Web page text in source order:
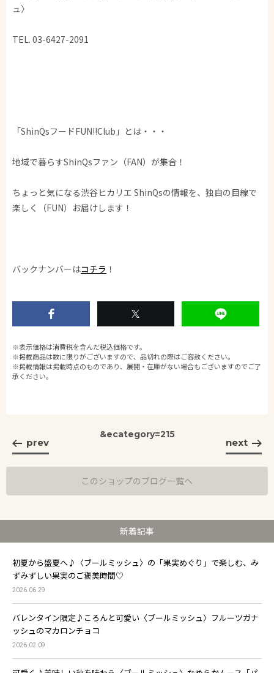
ュ〉
TEL. 03-6427-2091
「ShinQsフードFUN!!Club」とは・・・
地域で暮らすShinQsファン（FAN）が集合！
ちょっと気になる渋谷ヒカリエ ShinQsの情報を、独自の目線で
楽しく（FUN）お届けします！
バックナンバーはコチラ ！
※表示価格は消費税を含んだ税込価格です。
※掲載商品は数に限りがございますので、品切れの際はご容赦ください。
※掲載情報は掲載時点のものであり、展開・在庫がない場合もございますのでご了
承ください。
&ecategory=215
prev next
このショップのブログ一覧へ
新着記事
初夏から盛夏へ♪〈ブールミッシュ〉の「果実めぐり」で楽しむ、み
ずみずしい果実のご褒美時間♡
2026.06.29
バレンタイン限定♪ころんと可愛い〈ブールミッシュ〉フルーツガナ
ッシュのマカロンチョコ
2026.02.09